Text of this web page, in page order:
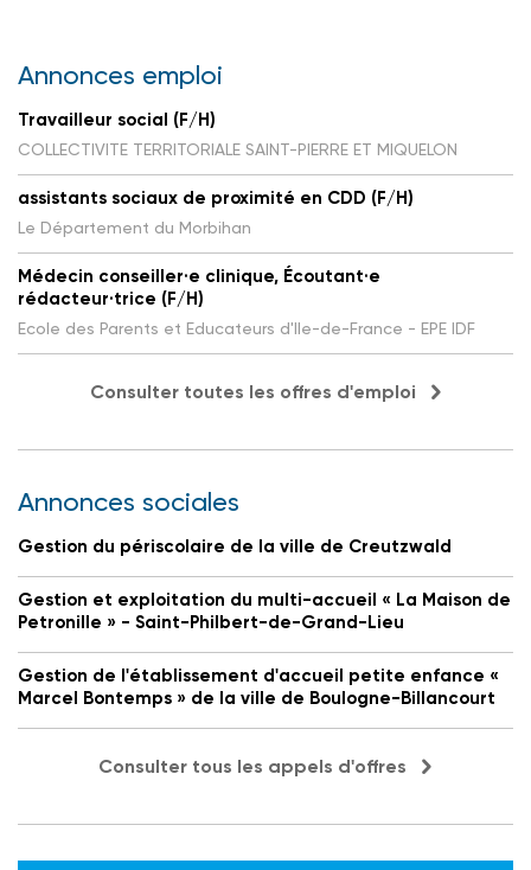
Annonces emploi
Travailleur social (F/H)
COLLECTIVITE TERRITORIALE SAINT-PIERRE ET MIQUELON
assistants sociaux de proximité en CDD (F/H)
Le Département du Morbihan
Médecin conseiller·e clinique, Écoutant·e
rédacteur·trice (F/H)
Ecole des Parents et Educateurs d'Ile-de-France - EPE IDF
Consulter toutes les offres d'emploi
Annonces sociales
Gestion du périscolaire de la ville de Creutzwald
Gestion et exploitation du multi-accueil « La Maison de
Petronille » - Saint-Philbert-de-Grand-Lieu
Gestion de l'établissement d'accueil petite enfance «
Marcel Bontemps » de la ville de Boulogne-Billancourt
Consulter tous les appels d'offres